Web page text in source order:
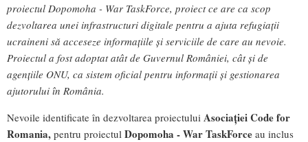
proiectul Dopomoha - War TaskForce, proiect ce are ca scop
dezvoltarea unei infrastructuri digitale pentru a ajuta refugiații
ucraineni să acceseze informațiile și serviciile de care au nevoie.
Proiectul a fost adoptat atât de Guvernul României, cât și de
agențiile ONU, ca sistem oficial pentru informații și gestionarea
ajutorului în România.
Nevoile identificate în dezvoltarea proiectului AsociațieiCode for
Romania, pentru proiectul Dopomoha - War TaskForce au inclus